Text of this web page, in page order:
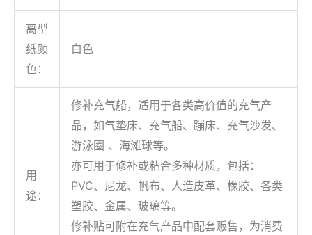
离型
纸颜
色：
白色
用
途：
修补充气船，适用于各类高价值的充气产
品，如气垫床、充气船、蹦床、充气沙发、
游泳圈 、海滩球等。
亦可用于修补或粘合多种材质，包括：
PVC、尼龙、帆布、人造皮革、橡胶、各类
塑胶、金属、玻璃等。
修补贴可附在充气产品中配套贩售，为消费